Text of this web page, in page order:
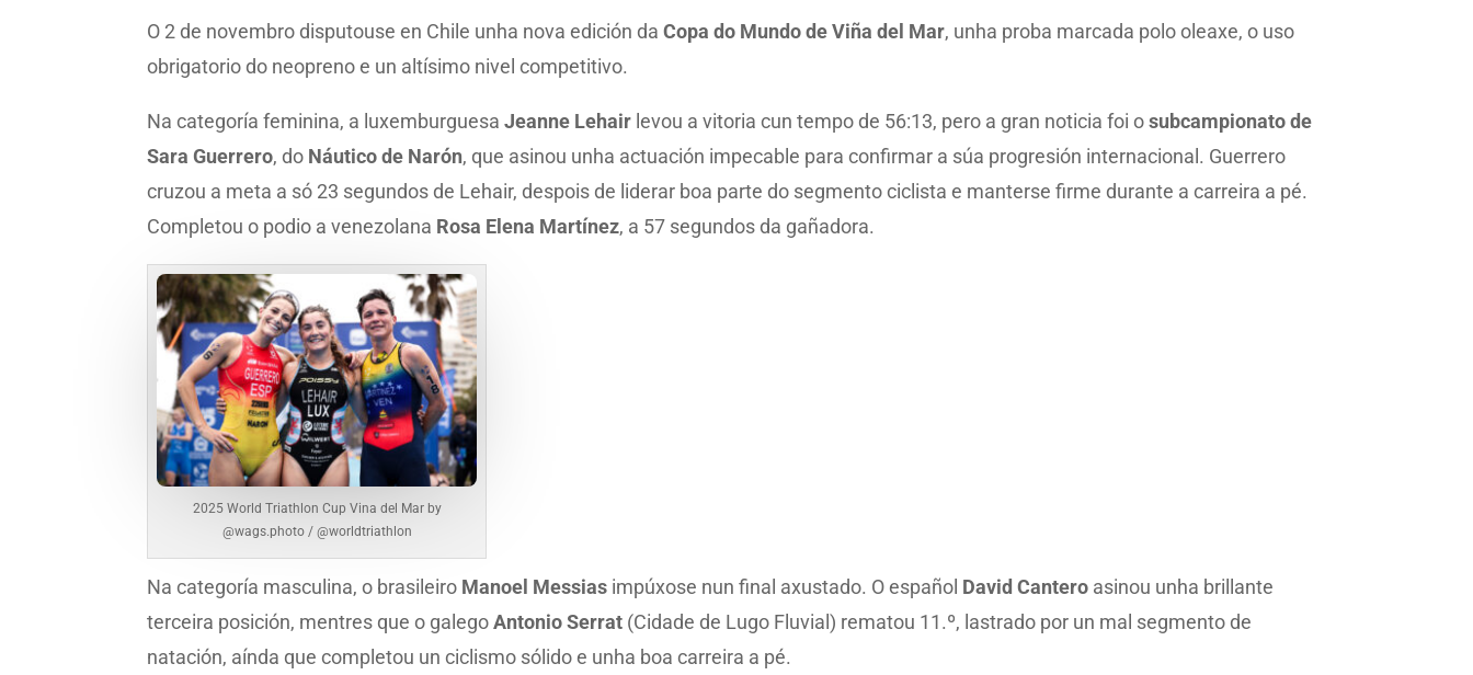
O 2 de novembro disputouse en Chile unha nova edición daCopa do Mundo de Viña del Mar, unha proba marcada polo oleaxe, o uso
obrigatorio do neopreno e un altísimo nivel competitivo.
Na categoría feminina, a luxemburguesaJeanne Lehair levou a vitoria cun tempo de 56:13, pero a gran noticia foi osubcampionato de
Sara Guerrero, do Náutico de Narón, que asinou unha actuación impecable para confirmar a súa progresión internacional. Guerrero
cruzou a meta a só 23 segundos de Lehair, despois de liderar boa parte do segmento ciclista e manterse firme durante a carreira a pé.
Completou o podio a venezolana Rosa Elena Martínez, a 57 segundos da gañadora.
2025 World Triathlon Cup Vina del Mar by
@wags.photo / @worldtriathlon
Na categoría masculina, o brasileiro Manoel Messias impúxose nun final axustado. O español David Cantero asinou unha brillante
terceira posición, mentres que o galegoAntonio Serrat (Cidade de Lugo Fluvial) rematou 11.º, lastrado por un mal segmento de
natación, aínda que completou un ciclismo sólido e unha boa carreira a pé.